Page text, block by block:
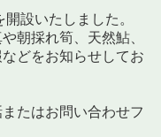
設いたしました。
朝採れ筍、天然鮎、
どをお知らせしてお
たはお問い合わせフ